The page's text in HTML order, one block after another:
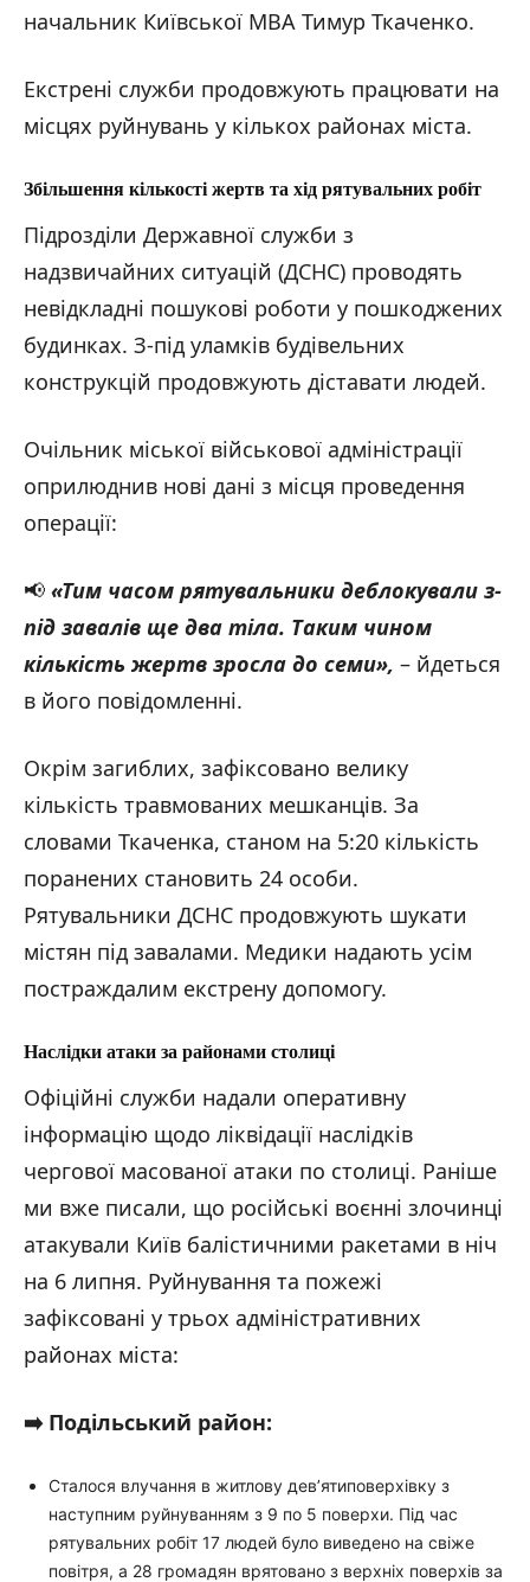
начальник Київської МВА Тимур Ткаченко.
Екстрені служби продовжують працювати на
місцях руйнувань у кількох районах міста.
Збільшення кількості жертв та хід рятувальних робіт
Підрозділи Державної служби з
надзвичайних ситуацій (ДСНС) проводять
невідкладні пошукові роботи у пошкоджених
будинках. З-під уламків будівельних
конструкцій продовжують діставати людей.
Очільник міської військової адміністрації
оприлюднив нові дані з місця проведення
операції:
📢 «Тим часом рятувальники деблокували з-
під завалів ще два тіла. Таким чином
кількість жертв зросла до семи», – йдеться
в його повідомленні.
Окрім загиблих, зафіксовано велику
кількість травмованих мешканців. За
словами Ткаченка, станом на 5:20 кількість
поранених становить 24 особи.
Рятувальники ДСНС продовжують шукати
містян під завалами. Медики надають усім
постраждалим екстрену допомогу.
Наслідки атаки за районами столиці
Офіційні служби надали оперативну
інформацію щодо ліквідації наслідків
чергової масованої атаки по столиці. Раніше
ми вже писали, що російські воєнні злочинці
атакували Київ балістичними ракетами в ніч
на 6 липня. Руйнування та пожежі
зафіксовані у трьох адміністративних
районах міста:
➡️ Подільський район:
Сталося влучання в житлову дев’ятиповерхівку з
наступним руйнуванням з 9 по 5 поверхи. Під час
рятувальних робіт 17 людей було виведено на свіже
повітря, а 28 громадян врятовано з верхніх поверхів за